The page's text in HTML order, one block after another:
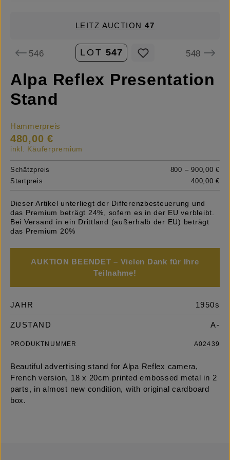
LEITZ AUCTION47
546 LOT 547 548
Alpa Reflex Presentation
Stand
Hammerpreis
480,00 €
inkl. Käuferpremium
Schätzpreis
800 – 900,00 €
Startpreis
400,00 €
Dieser Artikel unterliegt der Differenzbesteuerung und
das Premium beträgt 24%, sofern es in der EU verbleibt.
Bei Versand in ein Drittland (außerhalb der EU) beträgt
das Premium 20%
AUKTION BEENDET – Vielen Dank für Ihre
Teilnahme!
JAHR 1950s
ZUSTAND A-
PRODUKTNUMMER A02439
Beautiful advertising stand for Alpa Reflex camera,
French version, 18 x 20cm printed embossed metal in 2
parts, in almost new condition, with original cardboard
box.